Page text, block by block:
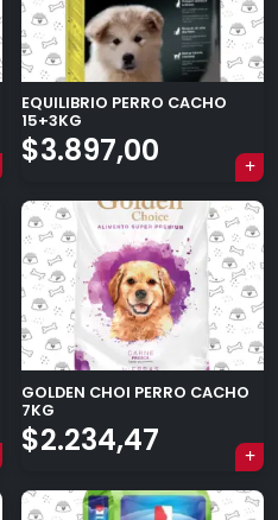
EQUILIBRIO PERRO CACHO
15+3KG
$3.897,00
GOLDEN CHOI PERRO CACHO
7KG
$2.234,47